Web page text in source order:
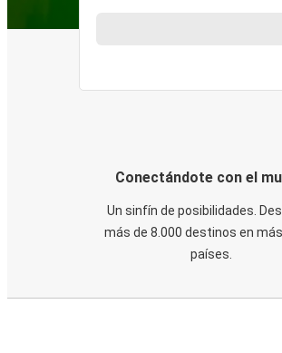
Conectándote con el
Un sinfín de posibilidades.
más de 8.000 destinos en
países.